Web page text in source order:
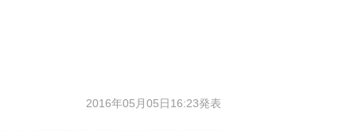
2016年05月05日16:23発表